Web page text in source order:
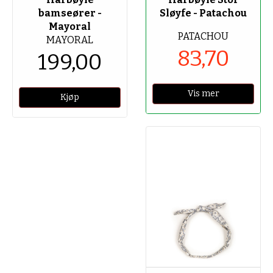
bamseører -
Mayoral
MAYORAL
199,00
Sløyfe - Patachou
PATACHOU
83,70
Vis mer